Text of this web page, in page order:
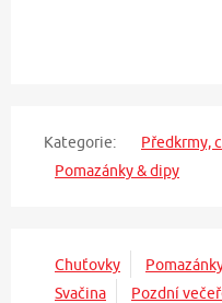
Kategorie:
Předkrmy,
Pomazánky & dipy
Chuťovky
Svačina
Pozdní